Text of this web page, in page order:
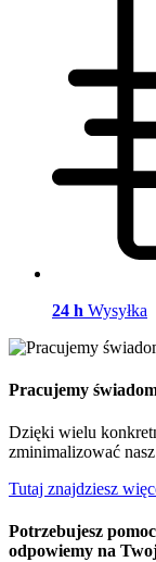
24 h Wysyłka
Pracujemy
Dzięki wielu
zminimalizować
Tutaj znajdziesz
Potrzebujesz
odpowiemy na